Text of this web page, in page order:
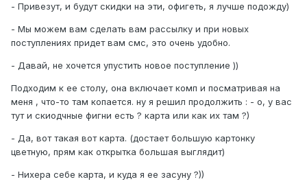
- Привезут, и будут скидки на эти, офигеть, я лучше подожду)
- Мы можем вам сделать вам рассылку и при новых
поступлениях придет вам смс, это очень удобно.
- Давай, не хочется упустить новое поступление ))
Подходим к ее столу, она включает комп и посматривая на
меня , что-то там копается. ну я решил продолжить : - о, у вас
тут и скиодчные фигни есть ? карта или как их там ?)
- Да, вот такая вот карта. (достает большую картонку
цветную, прям как открытка большая выглядит)
- Нихера себе карта, и куда я ее засуну ?))